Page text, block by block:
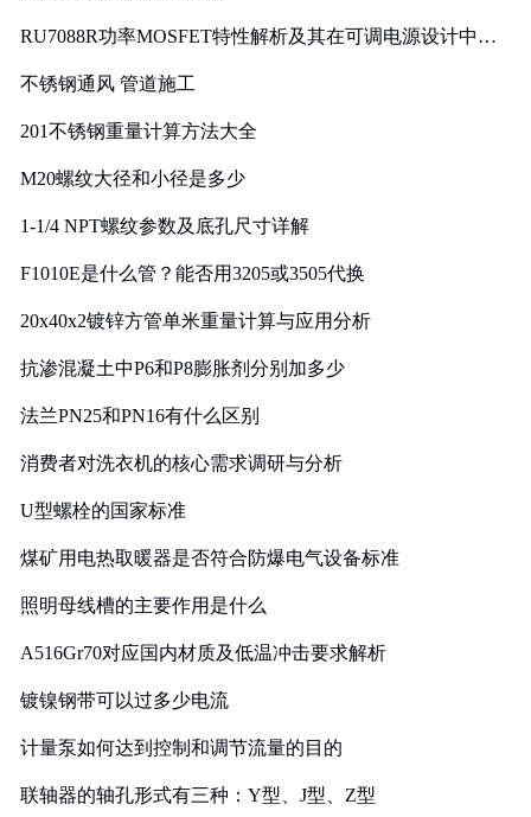
RU7088R功率MOSFET特性解析及其在可调电源设计中的
不锈钢通风 管道施工
201不锈钢重量计算方法大全
M20螺纹大径和小径是多少
1-1/4 NPT螺纹参数及底孔尺寸详解
F1010E是什么管？能否用3205或3505代换
20x40x2镀锌方管单米重量计算与应用分析
抗渗混凝土中P6和P8膨胀剂分别加多少
法兰PN25和PN16有什么区别
消费者对洗衣机的核心需求调研与分析
U型螺栓的国家标准
煤矿用电热取暖器是否符合防爆电气设备标准
照明母线槽的主要作用是什么
A516Gr70对应国内材质及低温冲击要求解析
镀镍钢带可以过多少电流
计量泵如何达到控制和调节流量的目的
联轴器的轴孔形式有三种：Y型、J型、Z型